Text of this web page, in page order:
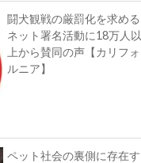
闘犬観戦の厳罰化を求める
ネット署名活動に18万人以
上から賛同の声【カリフォ
ルニア】
ペット社会の裏側に存在す